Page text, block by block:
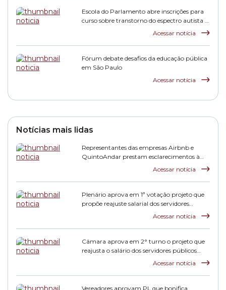
Escola do Parlamento abre inscrições para
curso sobre transtorno do espectro autista e
Acessar notícia
Fórum debate desafios da educação pública
em São Paulo
Acessar notícia
Notícias mais lidas
Representantes das empresas Airbnb e
QuintoAndar prestam esclarecimentos à
Acessar notícia
Plenário aprova em 1ª votação projeto que
propõe reajuste salarial dos servidores
Acessar notícia
Câmara aprova em 2° turno o projeto que
reajusta o salário dos servidores públicos
Acessar notícia
Vereadores aprovam PL que bonifica